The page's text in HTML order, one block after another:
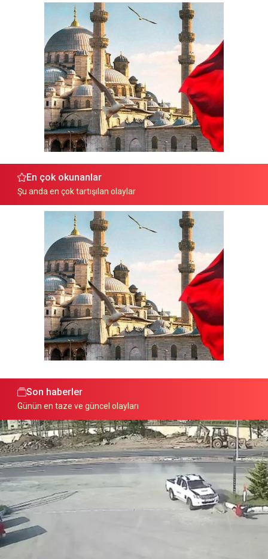
En çok okunanlar
Şu anda en çok tartışılan olaylar
Son haberler
Günün en taze ve güncel olayları